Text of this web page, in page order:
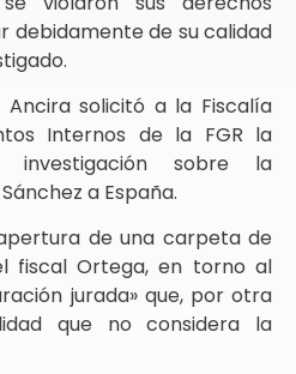
debidamente de su calidad
solicitó a la Fiscalía
Internos de la FGR la
investigación sobre la
a España.
de una carpeta de
fiscal Ortega, en torno al
jurada» que, por otra
que no considera la